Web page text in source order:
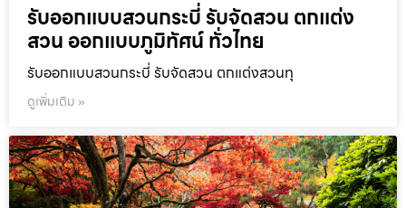
รับออกแบบสวนกระบี่ รับจัดสวน ตกแต่ง
สวน ออกแบบภูมิทัศน์ ทั่วไทย
รับออกแบบสวนกระบี่ รับจัดสวน ตกแต่งสวนทุ
ดูเพิ่มเติม »